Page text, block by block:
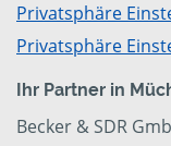
Privatsphäre
Privatsphäre
Ihr Partner in
Becker & SDR